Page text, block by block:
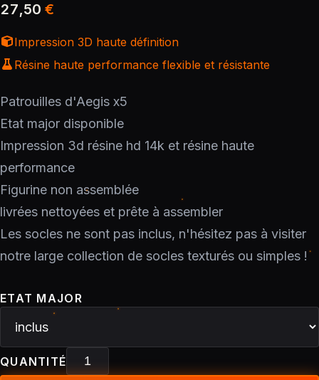
27,50 €
Impression 3D haute définition
Résine haute performance flexible et résistante
Patrouilles d'Aegis x5
Etat major disponible
Impression 3d résine hd 14k et résine haute
performance
Figurine non assemblée
livrées nettoyées et prête à assembler
Les socles ne sont pas inclus, n'hésitez pas à visiter
notre large collection de socles texturés ou simples !
ETAT MAJOR
QUANTITÉ